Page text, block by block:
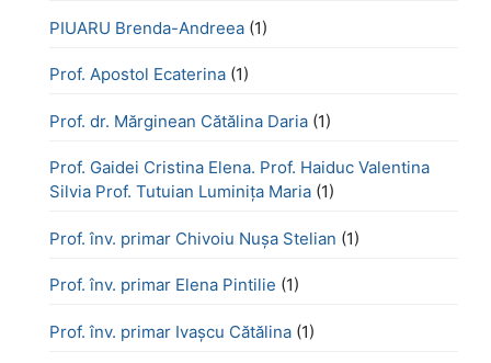
PIUARU Brenda-Andreea (1)
Prof. Apostol Ecaterina (1)
Prof. dr. Mărginean Cătălina Daria (1)
Prof. Gaidei Cristina Elena. Prof. Haiduc Valentina
Silvia Prof. Tutuian Luminița Maria (1)
Prof. înv. primar Chivoiu Nușa Stelian (1)
Prof. înv. primar Elena Pintilie (1)
Prof. înv. primar Ivașcu Cătălina (1)